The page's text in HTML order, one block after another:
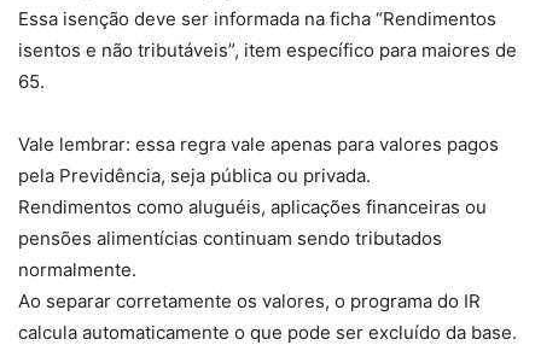
Essa isenção deve ser informada na ficha “Rendimentos
isentos e não tributáveis”, item específico para maiores de
65.
Vale lembrar: essa regra vale apenas para valores pagos
pela Previdência, seja pública ou privada.
Rendimentos como aluguéis, aplicações financeiras ou
pensões alimentícias continuam sendo tributados
normalmente.
Ao separar corretamente os valores, o programa do IR
calcula automaticamente o que pode ser excluído da base.